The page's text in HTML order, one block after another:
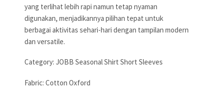
yang terlihat lebih rapi namun tetap nyaman
digunakan, menjadikannya pilihan tepat untuk
berbagai aktivitas sehari-hari dengan tampilan modern
dan versatile.
Category: JOBB Seasonal Shirt Short Sleeves
Fabric: Cotton Oxford